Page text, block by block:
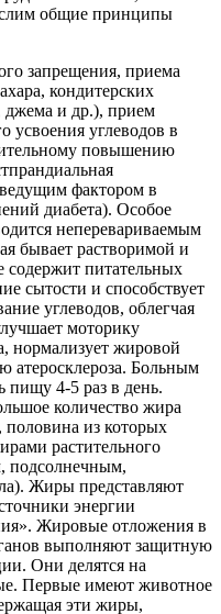
общие принципы
запрещения, приема
кондитерских
джема и др.), прием
усвоения углеводов в
повышению
фактором в
диабета). Особое
неперевариваемым
бывает растворимой и
содержит питательных
сытости и способствует
углеводов, облегчая
моторику
нормализует жировой
атеросклероза. Больным
пищу 4-5 раз в день.
количество жира
из которых
растительного
подсолнечным,
Жиры представляют
энергии
Жировые отложения в
выполняют защитную
Они делятся на
Первые имеют животное
эти жиры,